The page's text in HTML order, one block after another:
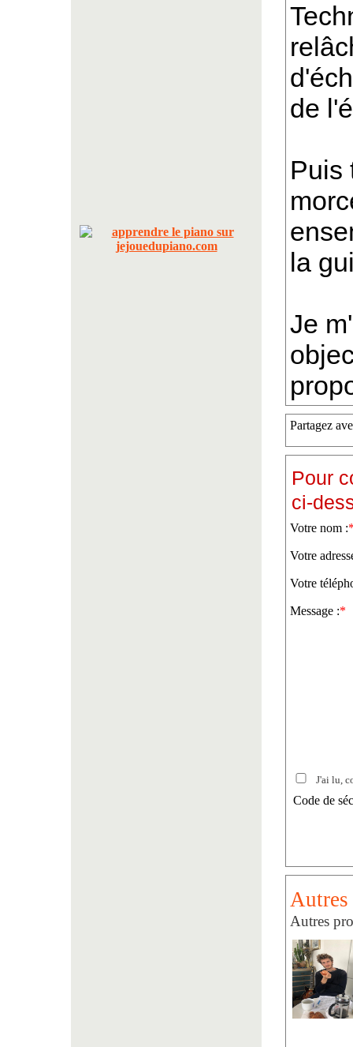
de
Puis
la
Je
Partagez
Pour
ci-
Votre nom :
Votre
Votre
Message :*
J'ai lu,
Code de
Autres
Autres